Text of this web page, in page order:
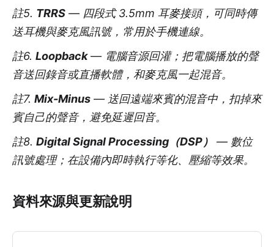
註5. TRRS — 四段式 3.5mm 耳麥接頭，可同時傳
送耳機與麥克風訊號，常用於手機連線。
註6. Loopback— 電腦音源回灌；把電腦播放的聲
音送回錄音或直播軟體，和麥克風一起混音。
註7. Mix-Minus — 送回遠端來賓的混音中，扣掉來
賓自己的聲音，避免延遲回音。
註8. Digital Signal Processing（DSP）
— 數位
訊號處理；在設備內即時執行等化、壓縮等效果。
資料來源與更新說明